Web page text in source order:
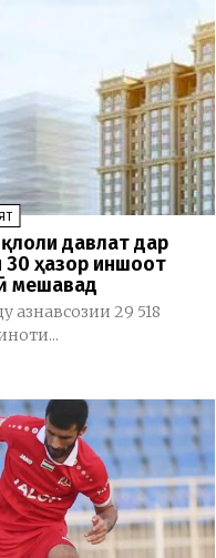
давлат дар
30 ҳазор иншоот
мешавад
азнавсозии 29 518